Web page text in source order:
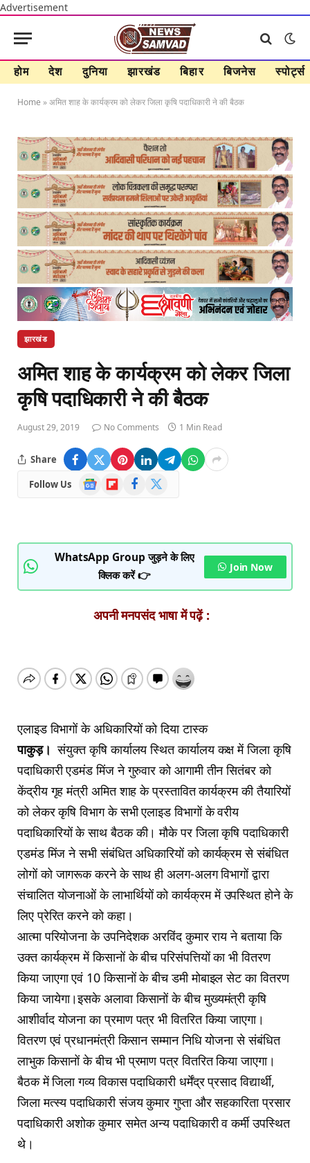
Advertisement
होम देश दुनिया झारखंड बिहार बिजनेस स्पोर्ट्स
Home »अमित शाह के कार्यक्रम को लेकर जिला कृषि पदाधिकारी ने की बैठक
झारखंड
अमित शाह के कार्यक्रम को लेकर जिला
कृषि पदाधिकारी ने की बैठक
August 29, 2019 No Comments 1 Min Read
Share
Follow Us
Google
News
FlipboardFacebook
WhatsApp Group जुड़ने के लिए
क्लिक करें 👉
Join Now
अपनी मनपसंद भाषा में पढ़ें :
एलाइड विभागों के अधिकारियों को दिया टास्क
पाकुड़। संयुक्त कृषि कार्यालय स्थित कार्यालय कक्ष में जिला कृषि
पदाधिकारी एडमंड मिंज ने गुरुवार को आगामी तीन सितंबर को
केंद्रीय गृह मंत्री अमित शाह के प्रस्तावित कार्यक्रम की तैयारियों
को लेकर कृषि विभाग के सभी एलाइड विभागों के वरीय
पदाधिकारियों के साथ बैठक की। मौके पर जिला कृषि पदाधिकारी
एडमंड मिंज ने सभी संबंधित अधिकारियों को कार्यक्रम से संबंधित
लोगों को जागरूक करने के साथ ही अलग-अलग विभागों द्वारा
संचालित योजनाओं के लाभार्थियों को कार्यक्रम में उपस्थित होने के
लिए प्रेरित करने को कहा।
आत्मा परियोजना के उपनिदेशक अरविंद कुमार राय ने बताया कि
उक्त कार्यक्रम में किसानों के बीच परिसंपत्तियों का भी वितरण
किया जाएगा एवं 10 किसानों के बीच डमी मोबाइल सेट का वितरण
किया जायेगा।इसके अलावा किसानों के बीच मुख्यमंत्री कृषि
आशीर्वाद योजना का प्रमाण पत्र भी वितरित किया जाएगा।
वितरण एवं प्रधानमंत्री किसान सम्मान निधि योजना से संबंधित
लाभुक किसानों के बीच भी प्रमाण पत्र वितरित किया जाएगा।
बैठक में जिला गव्य विकास पदाधिकारी धर्मेंद्र प्रसाद विद्यार्थी,
जिला मत्स्य पदाधिकारी संजय कुमार गुप्ता और सहकारिता प्रसार
पदाधिकारी अशोक कुमार समेत अन्य पदाधिकारी व कर्मी उपस्थित
थे।